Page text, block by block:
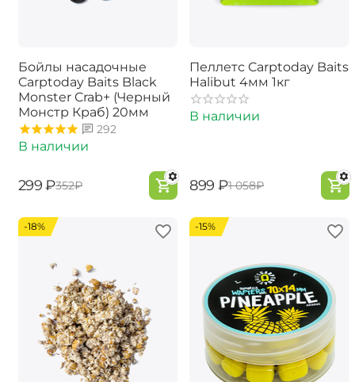
Бойлы насадочные
Carptoday Baits Black
Monster Crab+ (Черный
Монстр Краб) 20мм
292
В наличии
‍299‍ ₽‍352‍₽
Пеллетс Carptoday Baits
Halibut 4мм 1кг
В наличии
‍899‍ ₽‍1 058‍₽
-18% -15%